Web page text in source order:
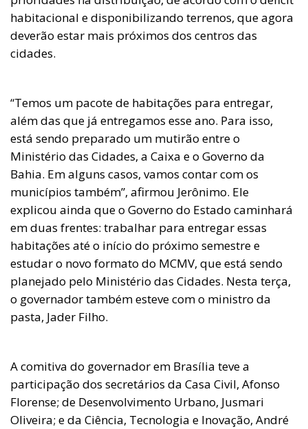
habitacional e disponibilizando terrenos, que agora
deverão estar mais próximos dos centros das
cidades.
“Temos um pacote de habitações para entregar,
além das que já entregamos esse ano. Para isso,
está sendo preparado um mutirão entre o
Ministério das Cidades, a Caixa e o Governo da
Bahia. Em alguns casos, vamos contar com os
municípios também”, afirmou Jerônimo. Ele
explicou ainda que o Governo do Estado caminhará
em duas frentes: trabalhar para entregar essas
habitações até o início do próximo semestre e
estudar o novo formato do MCMV, que está sendo
planejado pelo Ministério das Cidades. Nesta terça,
o governador também esteve com o ministro da
pasta, Jader Filho.
A comitiva do governador em Brasília teve a
participação dos secretários da Casa Civil, Afonso
Florense; de Desenvolvimento Urbano, Jusmari
Oliveira; e da Ciência, Tecnologia e Inovação, André